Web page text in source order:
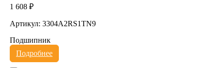
1 608 ₽
Артикул: 3304A2RS1TN9
Подшипник
Подробнее